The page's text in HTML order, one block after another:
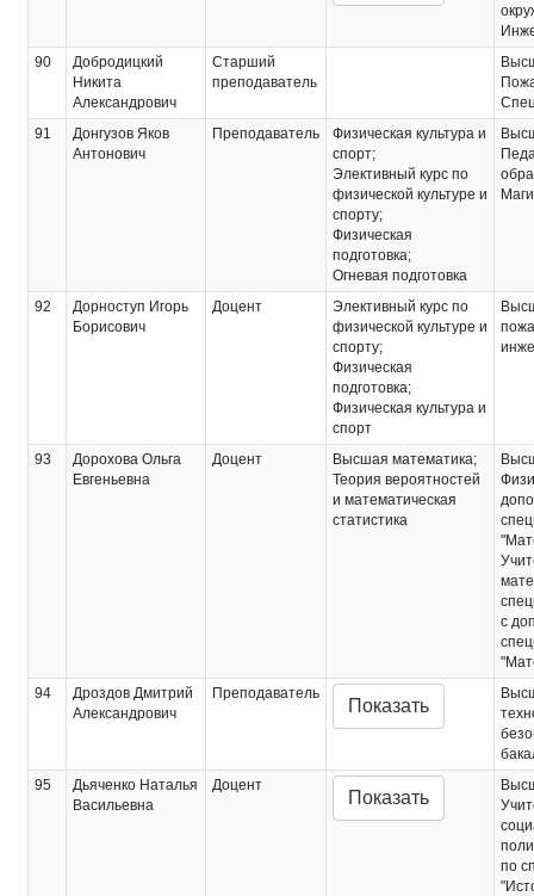
90
Добродицкий
Никита
Александрович
Старший
преподаватель
91
Донгузов Яков
Антонович
Преподаватель
Физическая культура и
спорт;
Элективный курс по
физической культуре и
спорту;
Физическая
подготовка;
Огневая подготовка
92
Дорноступ Игорь
Борисович
Доцент
Элективный курс по
физической культуре и
спорту;
Физическая
подготовка;
Физическая культура и
спорт
93
Дорохова Ольга
Евгеньевна
Доцент
Высшая математика;
Теория вероятностей
и математическая
статистика
с
94
Дроздов Дмитрий
Александрович
Преподаватель
Показать
95
Дьяченко Наталья
Васильевна
Доцент
Показать
по